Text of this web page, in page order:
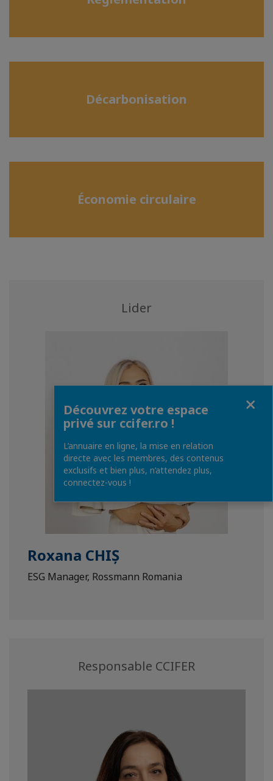
Décarbonisation
Économie circulaire
Lider
Roxana CHIȘ
ESG Manager, Rossmann Romania
Responsable CCIFER
Découvrez votre espace
privé sur ccifer.ro !
L’annuaire en ligne, la mise en relation
directe avec les membres, des contenus
exclusifs et bien plus, n’attendez plus,
connectez-vous !